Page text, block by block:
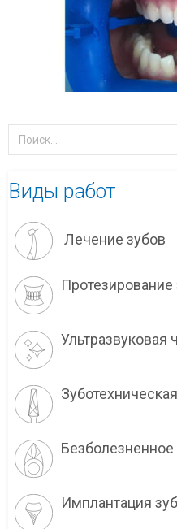
Виды работ
Лечение зубов
Протезирование
Ультразвуковая
Имплантация